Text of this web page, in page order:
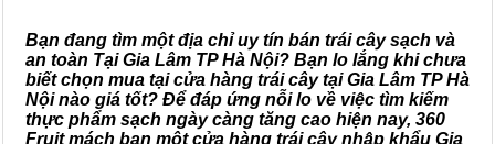
Bạn đang tìm một địa chỉ uy tín bán trái cây sạch và
an toàn Tại Gia Lâm TP Hà Nội? Bạn lo lắng khi chưa
biết chọn mua tại cửa hàng trái cây tại Gia Lâm TP Hà
Nội nào giá tốt? Để đáp ứng nỗi lo về việc tìm kiếm
thực phẩm sạch ngày càng tăng cao hiện nay, 360
Fruit mách bạn một cửa hàng trái cây nhập khẩu Gia